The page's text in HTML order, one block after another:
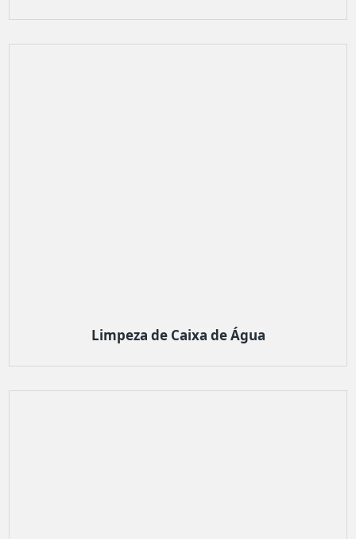
Limpeza de Caixa de Água